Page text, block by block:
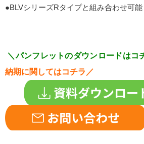
●BLVシリーズRタイプと組み合わせ可能
＼パンフレットのダウンロードはコ
納期に関してはコチラ／